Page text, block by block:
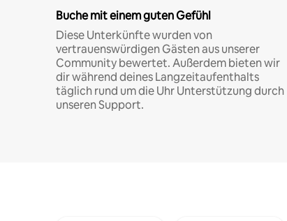
Buche mit einem guten Gefühl
Diese Unterkünfte wurden von
vertrauenswürdigen Gästen aus unserer
Community bewertet. Außerdem bieten wir
dir während deines Langzeitaufenthalts
täglich rund um die Uhr Unterstützung durch
unseren Support.